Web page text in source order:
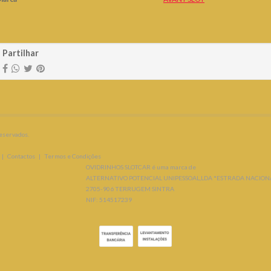
Partilhar
| Contactos | Termos e Condições
OVIDRINHOS SLOTCAR é uma marca de
ALTERNATIVO POTENCIAL UNIPESSOAL,LDA *ESTRADA
2705-906 TERRUGEM SINTRA
NIF: 514517239